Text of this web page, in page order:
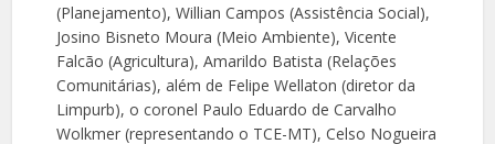
(Planejamento), Willian Campos (Assistência Social),
Josino Bisneto Moura (Meio Ambiente), Vicente
Falcão (Agricultura), Amarildo Batista (Relações
Comunitárias), além de Felipe Wellaton (diretor da
Limpurb), o coronel Paulo Eduardo de Carvalho
Wolkmer (representando o TCE-MT), Celso Nogueira